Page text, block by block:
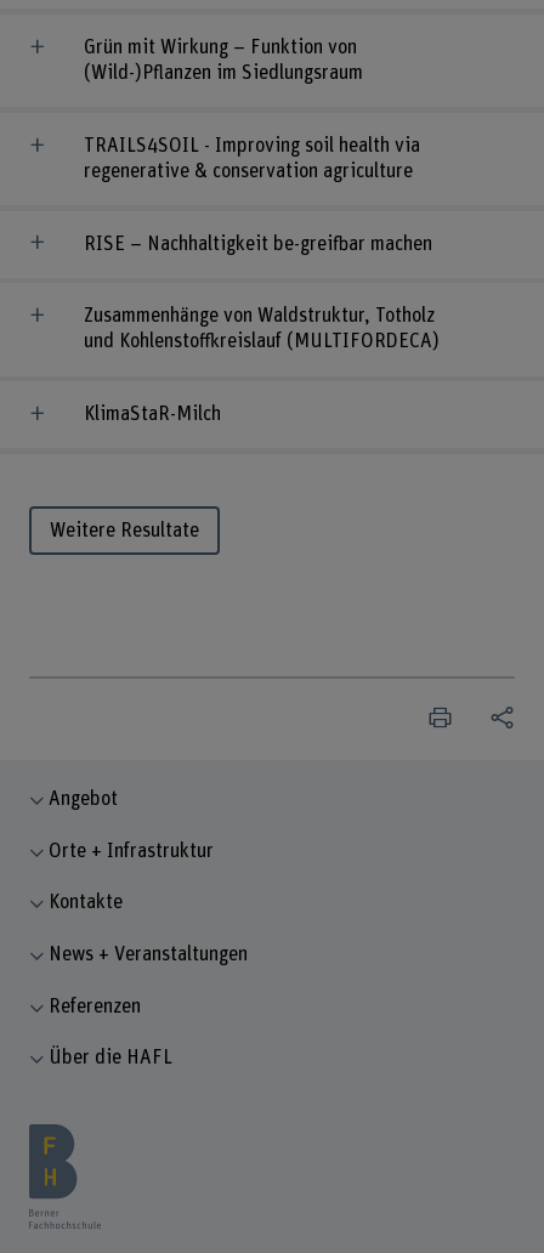
Grün mit Wirkung – Funktion von
(Wild-)Pflanzen im Siedlungsraum
TRAILS4SOIL - Improving soil health via
regenerative & conservation agriculture
RISE – Nachhaltigkeit be-greifbar machen
Zusammenhänge von Waldstruktur, Totholz
und Kohlenstoffkreislauf (MULTIFORDECA)
KlimaStaR-Milch
Weitere Resultate
Angebot
Orte + Infrastruktur
Kontakte
News + Veranstaltungen
Referenzen
Über die HAFL